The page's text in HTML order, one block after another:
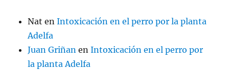
Nat enIntoxicación en el perro por la planta
Adelfa
Juan Griñan enIntoxicación en el perro por
la planta Adelfa